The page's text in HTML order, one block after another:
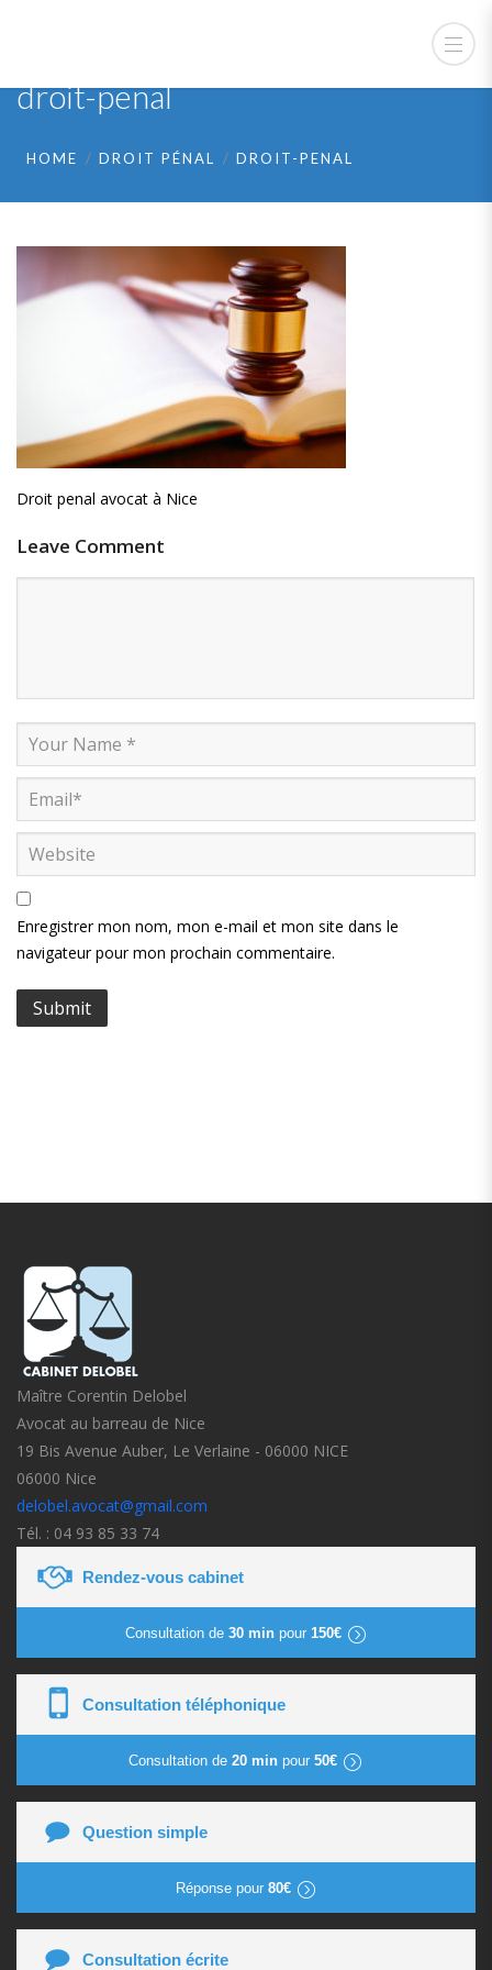
droit-penal
HOME DROIT PÉNAL DROIT-PENAL
Droit penal avocat à Nice
Leave Comment
Enregistrer mon nom, mon e-mail et mon site dans le
navigateur pour mon prochain commentaire.
Maître Corentin Delobel
Avocat au barreau de Nice
19 Bis Avenue Auber, Le Verlaine - 06000 NICE
06000 Nice
delobel.avocat@gmail.com
Tél. : 04 93 85 33 74
Rendez-vous cabinet
Consultation de 30 minpour 150€
Consultation téléphonique
Consultation de 20 min pour 50€
Question simple
Réponse pour 80€
Consultation écrite